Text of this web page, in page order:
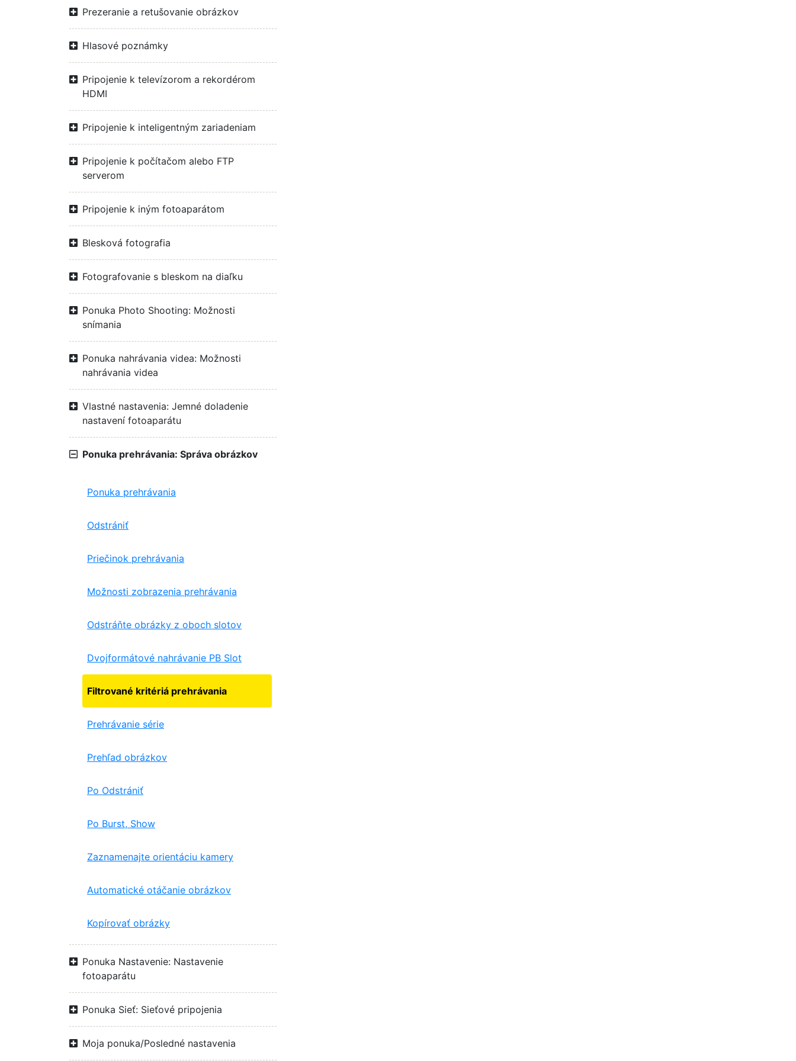
Prezeranie a retušovanie obrázkov
Hlasové poznámky
Pripojenie k televízorom a rekordérom
HDMI
Pripojenie k inteligentným zariadeniam
Pripojenie k počítačom alebo FTP
serverom
Pripojenie k iným fotoaparátom
Blesková fotografia
Fotografovanie s bleskom na diaľku
Ponuka Photo Shooting: Možnosti
snímania
Ponuka nahrávania videa: Možnosti
nahrávania videa
Vlastné nastavenia: Jemné doladenie
nastavení fotoaparátu
Ponuka prehrávania: Správa obrázkov
Ponuka prehrávania
Odstrániť
Priečinok prehrávania
Možnosti zobrazenia prehrávania
Odstráňte obrázky z oboch slotov
Dvojformátové nahrávanie PB Slot
Filtrované kritériá prehrávania
Prehrávanie série
Prehľad obrázkov
Po Odstrániť
Po Burst, Show
Zaznamenajte orientáciu kamery
Automatické otáčanie obrázkov
Kopírovať obrázky
Ponuka Nastavenie: Nastavenie
fotoaparátu
Ponuka Sieť: Sieťové pripojenia
Moja ponuka/Posledné nastavenia